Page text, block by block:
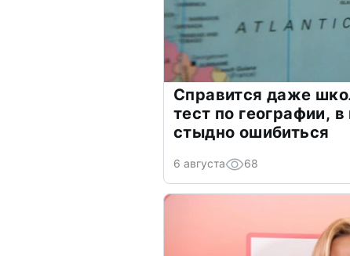
Справится даже
тест по географии,
стыдно ошибиться
6 августа 68